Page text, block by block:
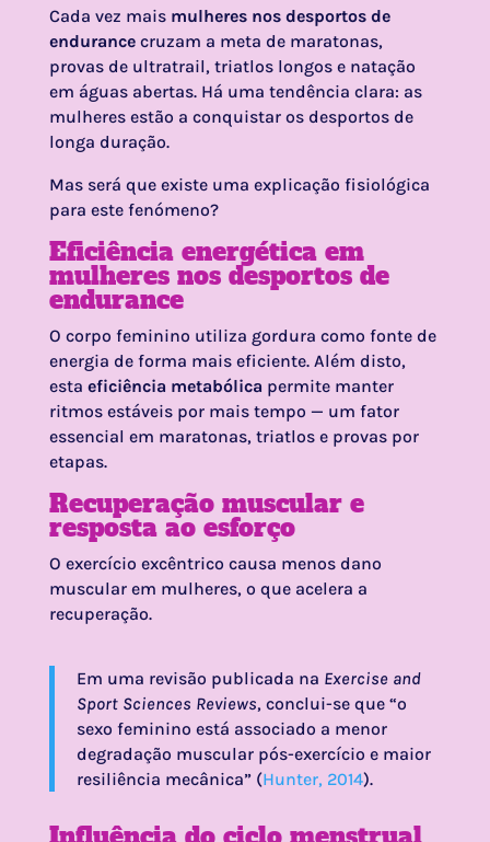
Cada vez mais mulheres nos desportos de
endurancecruzam a meta de maratonas,
provas de ultratrail, triatlos longos e natação
em águas abertas. Há uma tendência clara: as
mulheres estão a conquistar os desportos de
longa duração.
Mas será que existe uma explicação fisiológica
para este fenómeno?
Eficiência energética em
mulheres nos desportos de
endurance
O corpo feminino utiliza gordura como fonte de
energia de forma mais eficiente. Além disto,
esta eficiência metabólica permite manter
ritmos estáveis por mais tempo — um fator
essencial em maratonas, triatlos e provas por
etapas.
Recuperação muscular e
resposta ao esforço
O exercício excêntrico causa menos dano
muscular em mulheres, o que acelera a
recuperação.
Em uma revisão publicada na Exercise and
Sport Sciences Reviews, conclui-se que “o
sexo feminino está associado a menor
degradação muscular pós-exercício e maior
resiliência mecânica” (Hunter, 2014).